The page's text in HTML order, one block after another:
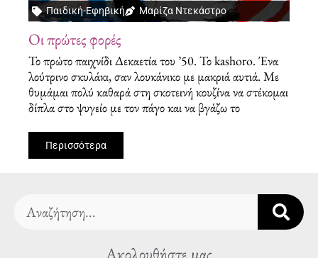
Παιδική-Εφηβική Μαρίζα Ντεκάστρο
Οι πρώτες φορές
Το πρώτο παιχνίδι Δεκαετία του ’50. Το kashoro. Ένα
λούτρινο σκυλάκι, σαν λουκάνικο με μακριά αυτιά. Με
θυμάμαι πολύ καθαρά στη σκοτεινή κουζίνα να στέκομαι
δίπλα στο ψυγείο με τον πάγο και να βγάζω το
Περισσότερα
Search